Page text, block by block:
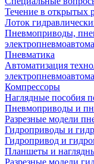
Течение в открытых
Лоток
Пневмоприводы,
Пневматика
Автоматизация
Компрессоры
Наглядные пособия
Пневмоприводы и
Разрезные модели
Гидроприводы и
Гидропривод и
Планшеты и
Разрезные модели